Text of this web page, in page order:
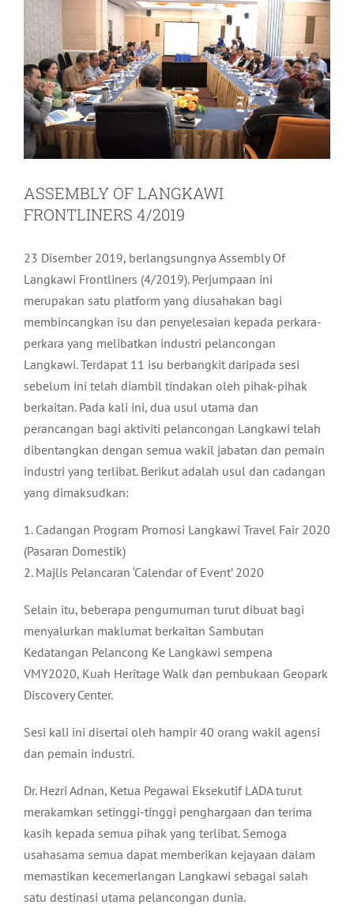
ASSEMBLY OF LANGKAWI
FRONTLINERS 4/2019
23 Disember 2019, berlangsungnya Assembly Of
Langkawi Frontliners (4/2019). Perjumpaan ini
merupakan satu platform yang diusahakan bagi
membincangkan isu dan penyelesaian kepada perkara-
perkara yang melibatkan industri pelancongan
Langkawi. Terdapat 11 isu berbangkit daripada sesi
sebelum ini telah diambil tindakan oleh pihak-pihak
berkaitan. Pada kali ini, dua usul utama dan
perancangan bagi aktiviti pelancongan Langkawi telah
dibentangkan dengan semua wakil jabatan dan pemain
industri yang terlibat. Berikut adalah usul dan cadangan
yang dimaksudkan:
1. Cadangan Program Promosi Langkawi Travel Fair 2020
(Pasaran Domestik)
2. Majlis Pelancaran ‘Calendar of Event’ 2020
Selain itu, beberapa pengumuman turut dibuat bagi
menyalurkan maklumat berkaitan Sambutan
Kedatangan Pelancong Ke Langkawi sempena
VMY2020, Kuah Heritage Walk dan pembukaan Geopark
Discovery Center.
Sesi kali ini disertai oleh hampir 40 orang wakil agensi
dan pemain industri.
Dr. Hezri Adnan, Ketua Pegawai Eksekutif LADA turut
merakamkan setinggi-tinggi penghargaan dan terima
kasih kepada semua pihak yang terlibat. Semoga
usahasama semua dapat memberikan kejayaan dalam
memastikan kecemerlangan Langkawi sebagai salah
satu destinasi utama pelancongan dunia.